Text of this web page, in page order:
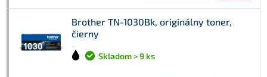
Brother TN-1030Bk, originálny toner,
čierny
Skladom > 9 ks